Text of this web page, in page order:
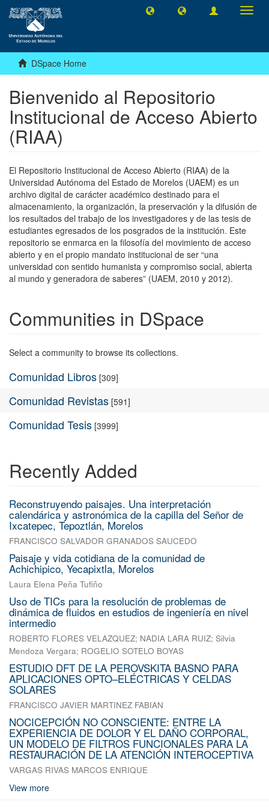
DSpace Home
Bienvenido al Repositorio
Institucional de Acceso Abierto
(RIAA)
El Repositorio Institucional de Acceso Abierto (RIAA) de la
Universidad Autónoma del Estado de Morelos (UAEM) es un
archivo digital de carácter académico destinado para el
almacenamiento, la organización, la preservación y la difusión de
los resultados del trabajo de los investigadores y de las tesis de
estudiantes egresados de los posgrados de la institución. Este
repositorio se enmarca en la filosofía del movimiento de acceso
abierto y en el propio mandato institucional de ser “una
universidad con sentido humanista y compromiso social, abierta
al mundo y generadora de saberes” (UAEM, 2010 y 2012).
Communities in DSpace
Select a community to browse its collections.
Comunidad Libros [309]
Comunidad Revistas [591]
Comunidad Tesis [3999]
Recently Added
Reconstruyendo paisajes. Una interpretación
calendárica y astronómica de la capilla del Señor de
Ixcatepec, Tepoztlán, Morelos
FRANCISCO SALVADOR GRANADOS SAUCEDO
Paisaje y vida cotidiana de la comunidad de
Achichipico, Yecapixtla, Morelos
Laura Elena Peña Tufiño
Uso de TICs para la resolución de problemas de
dinámica de fluidos en estudios de ingeniería en nivel
intermedio
ROBERTO FLORES VELAZQUEZ; NADIA LARA RUIZ; Silvia
Mendoza Vergara; ROGELIO SOTELO BOYAS
ESTUDIO DFT DE LA PEROVSKITA BASNO PARA
APLICACIONES OPTO–ELÉCTRICAS Y CELDAS
SOLARES
FRANCISCO JAVIER MARTINEZ FABIAN
NOCICEPCIÓN NO CONSCIENTE: ENTRE LA
EXPERIENCIA DE DOLOR Y EL DAÑO CORPORAL,
UN MODELO DE FILTROS FUNCIONALES PARA LA
RESTAURACIÓN DE LA ATENCIÓN INTEROCEPTIVA
VARGAS RIVAS MARCOS ENRIQUE
View more